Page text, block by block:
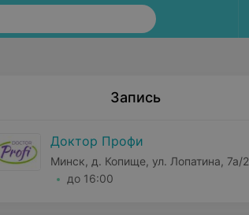
Запись
Доктор Профи
Минск, д. Копище, ул. Лопатина, 7а/2
до 16:00